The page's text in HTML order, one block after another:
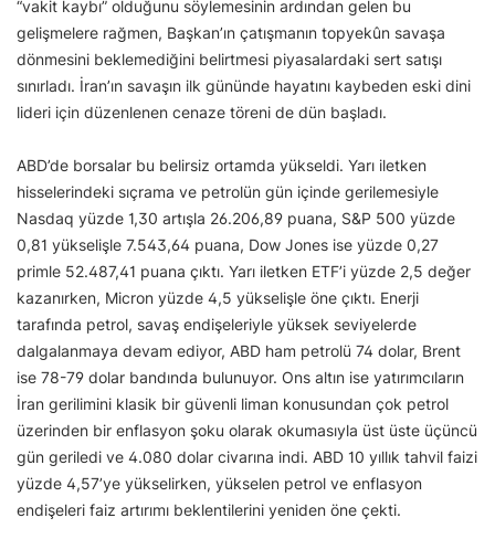
“vakit kaybı” olduğunu söylemesinin ardından gelen bu
gelişmelere rağmen, Başkan’ın çatışmanın topyekûn savaşa
dönmesini beklemediğini belirtmesi piyasalardaki sert satışı
sınırladı. İran’ın savaşın ilk gününde hayatını kaybeden eski dini
lideri için düzenlenen cenaze töreni de dün başladı.
ABD’de borsalar bu belirsiz ortamda yükseldi. Yarı iletken
hisselerindeki sıçrama ve petrolün gün içinde gerilemesiyle
Nasdaq yüzde 1,30 artışla 26.206,89 puana, S&P 500 yüzde
0,81 yükselişle 7.543,64 puana, Dow Jones ise yüzde 0,27
primle 52.487,41 puana çıktı. Yarı iletken ETF’i yüzde 2,5 değer
kazanırken, Micron yüzde 4,5 yükselişle öne çıktı. Enerji
tarafında petrol, savaş endişeleriyle yüksek seviyelerde
dalgalanmaya devam ediyor, ABD ham petrolü 74 dolar, Brent
ise 78-79 dolar bandında bulunuyor. Ons altın ise yatırımcıların
İran gerilimini klasik bir güvenli liman konusundan çok petrol
üzerinden bir enflasyon şoku olarak okumasıyla üst üste üçüncü
gün geriledi ve 4.080 dolar civarına indi. ABD 10 yıllık tahvil faizi
yüzde 4,57’ye yükselirken, yükselen petrol ve enflasyon
endişeleri faiz artırımı beklentilerini yeniden öne çekti.